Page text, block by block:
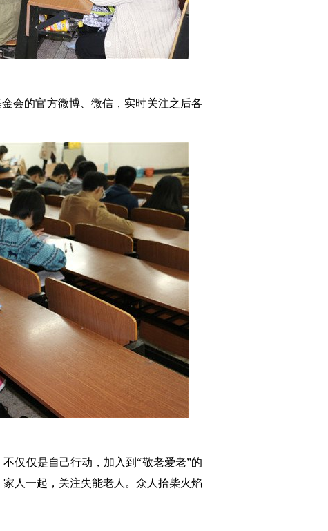
会的官方微博、微信，实时关注之后各
仅是自己行动，加入到“敬老爱老”的
人一起，关注失能老人。众人拾柴火焰